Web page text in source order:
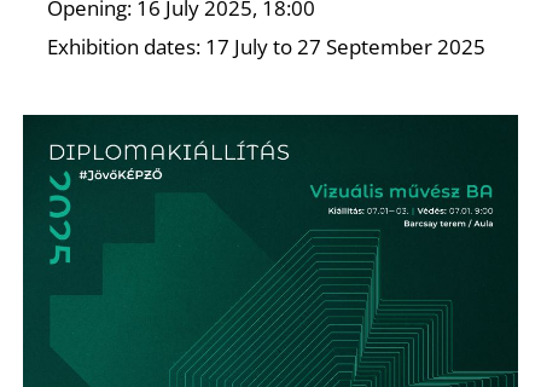
Opening: 16 July 2025, 18:00
Exhibition dates: 17 July to 27 September 2025